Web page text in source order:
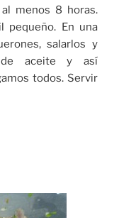
menos 8 horas.
pequeño. En una
salarlos y
aceite y así
todos. Servir